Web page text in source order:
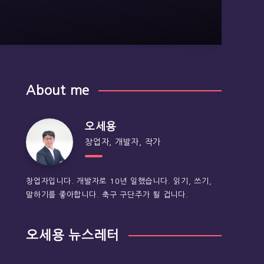
About me
오세용
창업자, 개발자, 작가
창업자입니다. 개발자로 10년 일했습니다. 읽기, 쓰기,
말하기를 좋아합니다. 축구 구단주가 될 겁니다.
오세용 뉴스레터